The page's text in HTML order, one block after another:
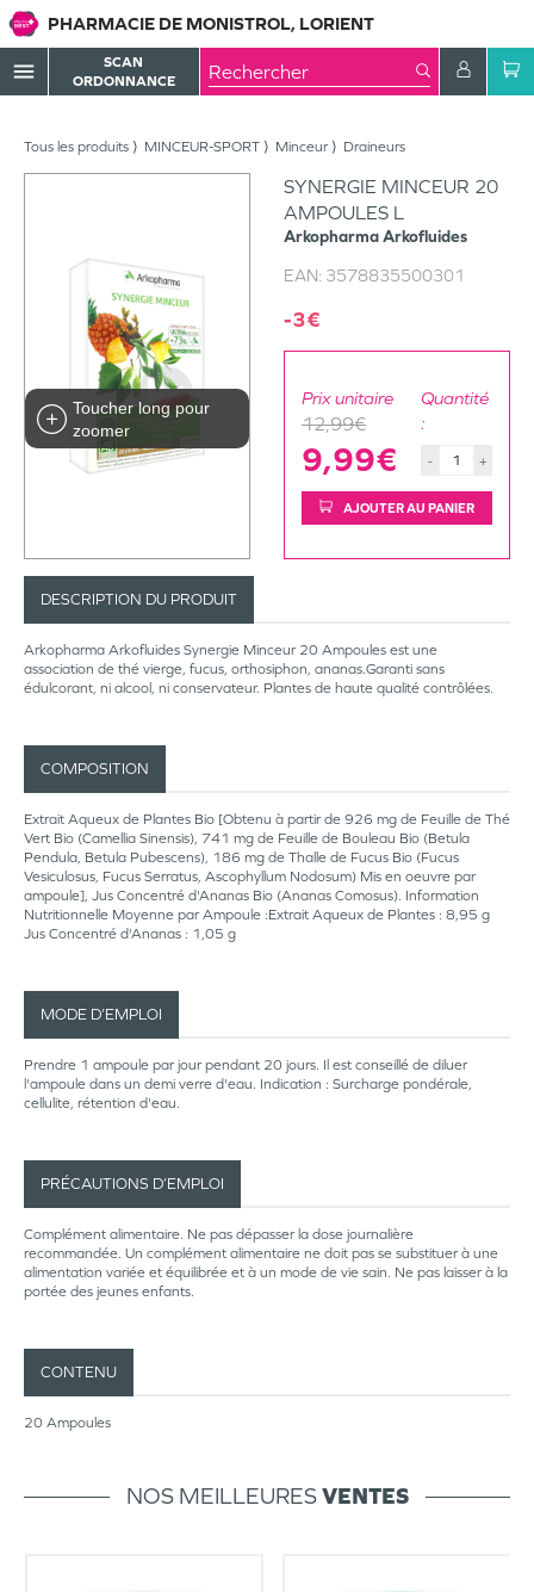
PHARMACIE DE MONISTROL, LORIENT
menu
SCAN
ORDONNANCE
Tous les produits MINCEUR-SPORT Minceur Draineurs
Toucher long pour
zoomer
SYNERGIE MINCEUR 20
AMPOULES L
ArkopharmaArkofluides
EAN: 3578835500301
-3€
Prix unitaire
12,99€
9,99€
Quantité
:
- +
AJOUTER AU PANIER
DESCRIPTION DU PRODUIT
Arkopharma Arkofluides Synergie Minceur 20 Ampoules est une
association de thé vierge, fucus, orthosiphon, ananas.Garanti sans
édulcorant, ni alcool, ni conservateur. Plantes de haute qualité contrôlées.
COMPOSITION
Extrait Aqueux de Plantes Bio [Obtenu à partir de 926 mg de Feuille de Thé
Vert Bio (Camellia Sinensis), 741 mg de Feuille de Bouleau Bio (Betula
Pendula, Betula Pubescens), 186 mg de Thalle de Fucus Bio (Fucus
Vesiculosus, Fucus Serratus, Ascophyllum Nodosum) Mis en oeuvre par
ampoule], Jus Concentré d'Ananas Bio (Ananas Comosus). Information
Nutritionnelle Moyenne par Ampoule :Extrait Aqueux de Plantes : 8,95 g
Jus Concentré d'Ananas : 1,05 g
MODE D’EMPLOI
Prendre 1 ampoule par jour pendant 20 jours. Il est conseillé de diluer
l'ampoule dans un demi verre d'eau. Indication : Surcharge pondérale,
cellulite, rétention d'eau.
PRÉCAUTIONS D’EMPLOI
Complément alimentaire. Ne pas dépasser la dose journalière
recommandée. Un complément alimentaire ne doit pas se substituer à une
alimentation variée et équilibrée et à un mode de vie sain. Ne pas laisser à la
portée des jeunes enfants.
CONTENU
20 Ampoules
NOS MEILLEURESVENTES